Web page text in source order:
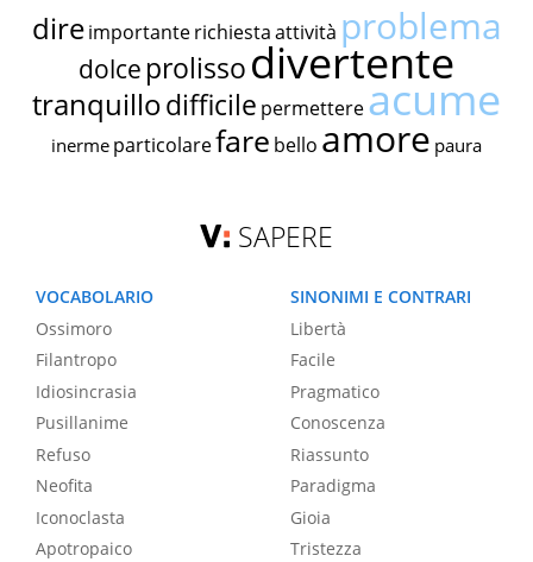
dire importante richiestaattività problema
dolce prolissodivertente
tranquillodifficile permettereacume
inerme particolarefare bello amore paura
SAPERE
VOCABOLARIO
Ossimoro
Filantropo
Idiosincrasia
Pusillanime
Refuso
Neofita
Iconoclasta
Apotropaico
SINONIMI E CONTRARI
Libertà
Facile
Pragmatico
Conoscenza
Riassunto
Paradigma
Gioia
Tristezza